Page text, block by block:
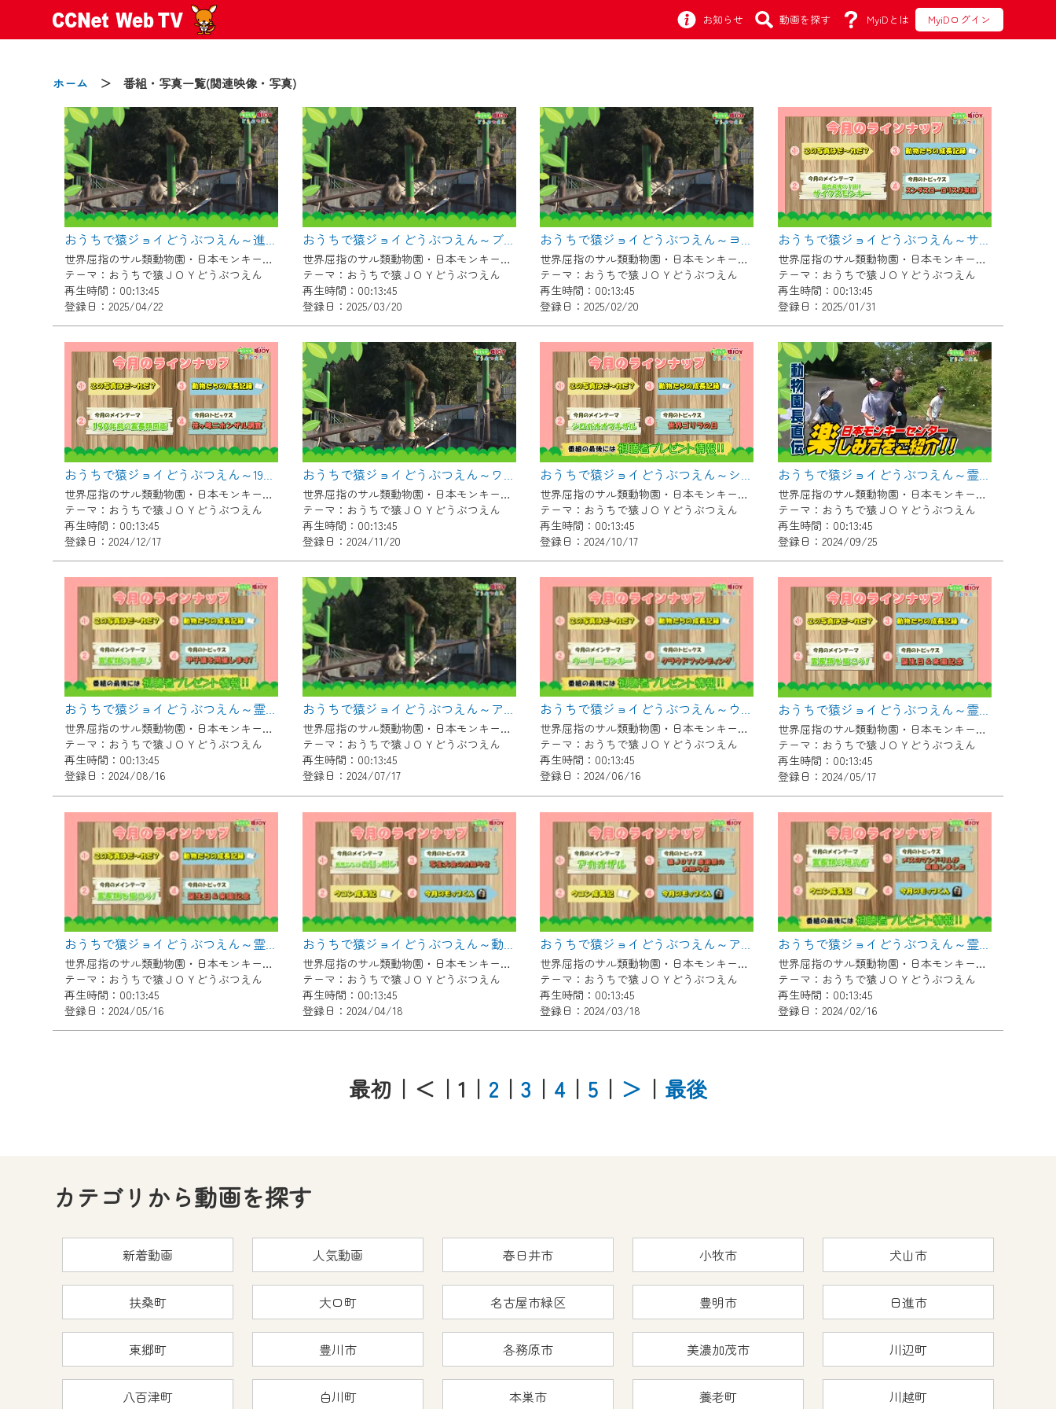
お知らせ 動画を探す MyiDとは MyiDログイン
ホーム ＞ 番組・写真一覧(関連映像・写真)
おうちで猿ジョイどうぶつえん～進化ってどういうこと？～（2025年3月16日初回放送）
世界屈指のサル類動物園・日本モンキーセンター協力の親子で学べる動物番組。
テーマ：おうちで猿ＪＯＹどうぶつえん
再生時間：00:13:45
登録日：2025/04/22
おうちで猿ジョイどうぶつえん～ブラッザグエノン～（2025年2月16日初回放送）
世界屈指のサル類動物園・日本モンキーセンター協力の親子で学べる動物番組。
テーマ：おうちで猿ＪＯＹどうぶつえん
再生時間：00:13:45
登録日：2025/03/20
おうちで猿ジョイどうぶつえん～ヨザルってどんなサル？～（2025年1月16日初回放送）
世界屈指のサル類動物園・日本モンキーセンター協力の親子で学べる動物番組。
テーマ：おうちで猿ＪＯＹどうぶつえん
再生時間：00:13:45
登録日：2025/02/20
おうちで猿ジョイどうぶつえん～サイクスモンキー～（2024年12月16日初回放送）
世界屈指のサル類動物園・日本モンキーセンター協力の親子で学べる動物番組。
テーマ：おうちで猿ＪＯＹどうぶつえん
再生時間：00:13:45
登録日：2025/01/31
おうちで猿ジョイどうぶつえん～190年前の霊長類図鑑～（2024年11月16日初回放送）
世界屈指のサル類動物園・日本モンキーセンター協力の親子で学べる動物番組。
テーマ：おうちで猿ＪＯＹどうぶつえん
再生時間：00:13:45
登録日：2024/12/17
おうちで猿ジョイどうぶつえん～ワオキツネザル～（2024年10月16日初回放送）
世界屈指のサル類動物園・日本モンキーセンター協力の親子で学べる動物番組。
テーマ：おうちで猿ＪＯＹどうぶつえん
再生時間：00:13:45
登録日：2024/11/20
おうちで猿ジョイどうぶつえん～シロガオオマキザル～（2024年9月16日初回放送）
世界屈指のサル類動物園・日本モンキーセンター協力の親子で学べる動物番組。
テーマ：おうちで猿ＪＯＹどうぶつえん
再生時間：00:13:45
登録日：2024/10/17
おうちで猿ジョイどうぶつえん～霊長類だけじゃない！？ 夏休みは日本モンキーセンターへ！～（2024年8月16日初回放送）
世界屈指のサル類動物園・日本モンキーセンター協力の親子で学べる動物番組。
テーマ：おうちで猿ＪＯＹどうぶつえん
再生時間：00:13:45
登録日：2024/09/25
おうちで猿ジョイどうぶつえん～霊長類の音声～（2024年7月16日初回放送）
世界屈指のサル類動物園・日本モンキーセンター協力の親子で学べる動物番組。
テーマ：おうちで猿ＪＯＹどうぶつえん
再生時間：00:13:45
登録日：2024/08/16
おうちで猿ジョイどうぶつえん～アンゴラコロブス～（2024年6月16日初回放送）
世界屈指のサル類動物園・日本モンキーセンター協力の親子で学べる動物番組。
テーマ：おうちで猿ＪＯＹどうぶつえん
再生時間：00:13:45
登録日：2024/07/17
おうちで猿ジョイどうぶつえん～ウーリーモンキー～（2024年5月16日初回放送）
世界屈指のサル類動物園・日本モンキーセンター協力の親子で学べる動物番組。
テーマ：おうちで猿ＪＯＹどうぶつえん
再生時間：00:13:45
登録日：2024/06/16
おうちで猿ジョイどうぶつえん～霊長類を描こう～（2024年4月16日初回放送）
世界屈指のサル類動物園・日本モンキーセンター協力の親子で学べる動物番組。
テーマ：おうちで猿ＪＯＹどうぶつえん
再生時間：00:13:45
登録日：2024/05/17
おうちで猿ジョイどうぶつえん～霊長類を描こう～（2024年4月16日初回放送）
世界屈指のサル類動物園・日本モンキーセンター協力の親子で学べる動物番組。
テーマ：おうちで猿ＪＯＹどうぶつえん
再生時間：00:13:45
登録日：2024/05/16
おうちで猿ジョイどうぶつえん～動物たちのお引越し～（2024年3月16日初回放送）
世界屈指のサル類動物園・日本モンキーセンター協力の親子で学べる動物番組。
テーマ：おうちで猿ＪＯＹどうぶつえん
再生時間：00:13:45
登録日：2024/04/18
おうちで猿ジョイどうぶつえん～アカオザル～（2024年2月16日初回放送）
世界屈指のサル類動物園・日本モンキーセンター協力の親子で学べる動物番組。
テーマ：おうちで猿ＪＯＹどうぶつえん
再生時間：00:13:45
登録日：2024/03/18
おうちで猿ジョイどうぶつえん～霊長類の研究者～（2024年1月16日初回放送）
世界屈指のサル類動物園・日本モンキーセンター協力の親子で学べる動物番組。
テーマ：おうちで猿ＪＯＹどうぶつえん
再生時間：00:13:45
登録日：2024/02/16
最初 ｜＜ ｜1 ｜ 2 ｜ 3 ｜ 4 ｜ 5 ｜ ＞ ｜ 最後
カテゴリから動画を探す
新着動画 人気動画 春日井市 小牧市 犬山市
扶桑町 大口町 名古屋市緑区 豊明市 日進市
東郷町 豊川市 各務原市 美濃加茂市 川辺町
八百津町 白川町 本巣市 養老町 川越町
お知らせ
2024/09/02
動画配信サービス『CCNet Web TV』は2024年9月24日からリニューアルします！
【変更点】
◆デザイン変更により、お住まいの地域の動画コンテンツが一目瞭然。
◆当社アプリやＰＣブラウザから、いつでも・どこでも・外出先でも！
CCNetサービスエリア20市町の地域情報番組をご視聴いただけます！
【ご注意】
2024年9月24日からはご加入者様へのサービス向上のため、
『CCNet Web TV』を利用いただくには、一部コンテンツを除き、
CCNetサービスへの加入と『CCNetマイページ※』へのログインが必要となります。
何卒、ご理解ご了承の程よろしくお願いいたします。
※マイページへのログインには、MyIDが必要となります。
※MyIDとは、CCNet Web TVを含むCCNetの各種サービスをご利用頂くためのIDです。
IDはお客様が使っているメールアドレスで設定できます。
（GmailやYahooなどのフリーメールアドレスでも作成可能です）
※マイページへのログイン・MyIDの新規登録は
※CCNetアプリをご利用中の方は引き続きご視聴いただけます。
＜メンテナンス情報＞
CCNetWebTVのリニューアルにともないメンテナンス作業を予定しています。
日時 9/24 9:30～16:30
作業の間は、CCNetWebTVの画面が「メンテナンス中」になり、ご利用いただけません。
ご不便をおかけいたしますが、ご了承の程よろしくお願いいたします。